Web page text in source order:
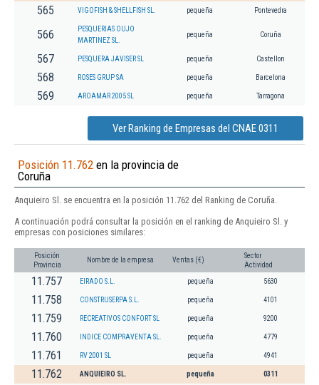
565 VIGOFISH & SHELLFISH SL. pequeña Pontevedra
566
PESQUERIAS OUJO
MARTINEZ SL.
pequeña Coruña
567 PESQUERA JAVISER SL pequeña Castellon
568 ROSES GRUP SA pequeña Barcelona
569 AROAMAR 2005 SL pequeña Tarragona
Ver Ranking de Empresas del CNAE 0311
Posición 11.762 en la provincia de
Coruña
Anquieiro Sl. se encuentra en la posición 11.762 del Ranking de Coruña.
A continuación podrá consultar la posición en el ranking de Anquieiro Sl. y
empresas con posiciones similares:
Posición
Provincia
Nombre de la empresa Ventas (€)
Sector
Actividad
11.757 EIRADO S.L. pequeña 5630
11.758 CONSTRUSERPA S.L. pequeña 4101
11.759 RECREATIVOS CONFORT SL pequeña 9200
11.760 INDICE COMPRAVENTA SL. pequeña 4779
11.761 RV 2001 SL pequeña 4941
11.762 ANQUIEIRO SL. pequeña 0311